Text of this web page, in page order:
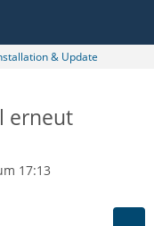
& Update
erneut
17:13